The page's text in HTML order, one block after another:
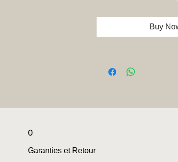
Buy
0
Garanties et Retour